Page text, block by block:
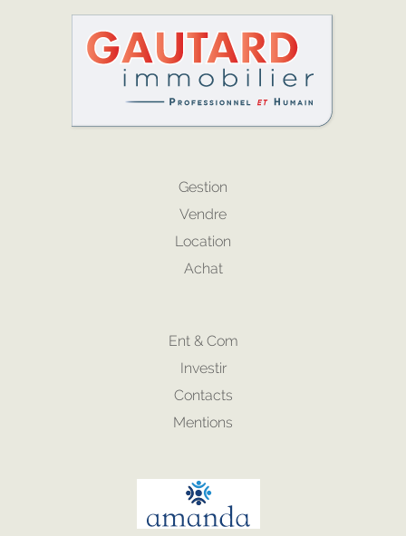
Gestion
Vendre
Location
Achat
Ent & Com
Investir
Contacts
Mentions